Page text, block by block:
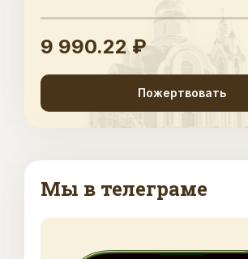
9 990.22 ₽
Пожертвовать
Мы в телеграме